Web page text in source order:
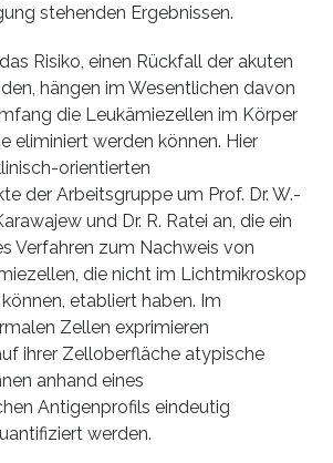
stehenden Ergebnissen.
Risiko, einen Rückfall der akuten
hängen im Wesentlichen davon
die Leukämiezellen im Körper
eliminiert werden können. Hier
orientierten
der Arbeitsgruppe um Prof. Dr. W.-
und Dr. R. Ratei an, die ein
Verfahren zum Nachweis von
die nicht im Lichtmikroskop
etabliert haben. Im
Zellen exprimieren
ihrer Zelloberfläche atypische
anhand eines
Antigenprofils eindeutig
werden.